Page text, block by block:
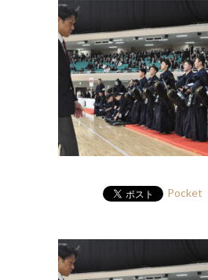
Pocket